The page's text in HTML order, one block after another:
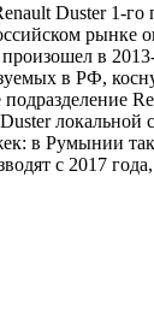
Duster 1-го
рынке
в
в РФ,
в Румынии
с 2017